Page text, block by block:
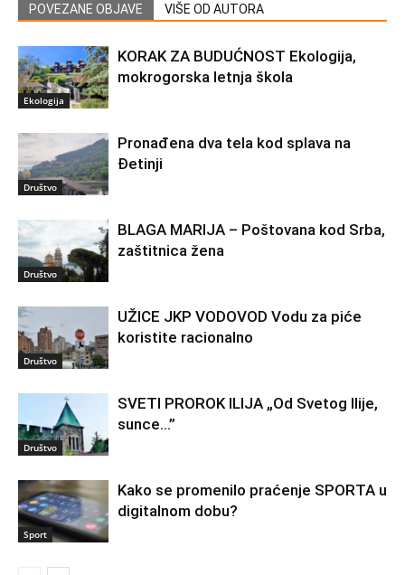
POVEZANE OBJAVE VIŠE OD AUTORA
Ekologija
KORAK ZA BUDUĆNOST Ekologija,
mokrogorska letnja škola
Društvo
Pronađena dva tela kod splava na
Đetinji
Društvo
BLAGA MARIJA – Poštovana kod Srba,
zaštitnica žena
Društvo
UŽICE JKP VODOVOD Vodu za piće
koristite racionalno
Društvo
SVETI PROROK ILIJA „Od Svetog Ilije,
sunce…”
Sport
Kako se promenilo praćenje SPORTA u
digitalnom dobu?